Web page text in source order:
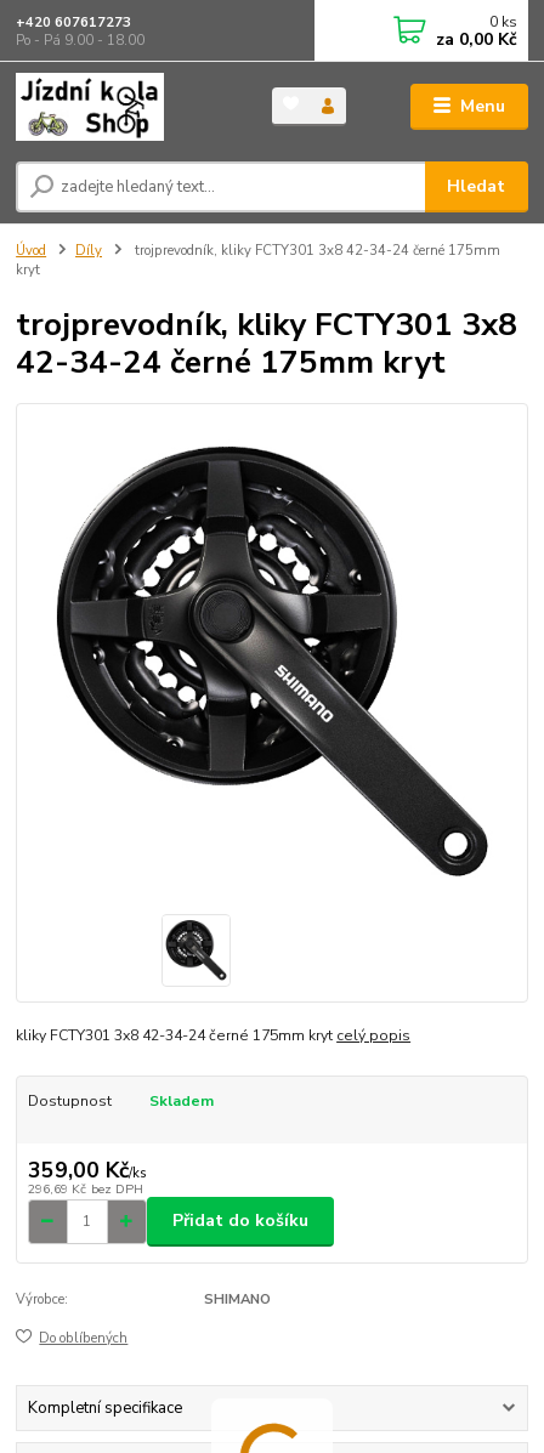
Menu
Hledat
+420 607617273
Po - Pá 9.00 - 18.00
0 ks
za 0,00 Kč
Úvod Díly
trojprevodník, kliky FCTY301 3x8 42-34-24 černé 175mm
kryt
trojprevodník, kliky FCTY301 3x8
42-34-24 černé 175mm kryt
kliky FCTY301 3x8 42-34-24 černé 175mm kryt celý popis
Dostupnost Skladem
359,00 Kč/ks
296,69 Kč bez DPH
Přidat do košíku
Výrobce: SHIMANO
Do oblíbených
Kompletní specifikace